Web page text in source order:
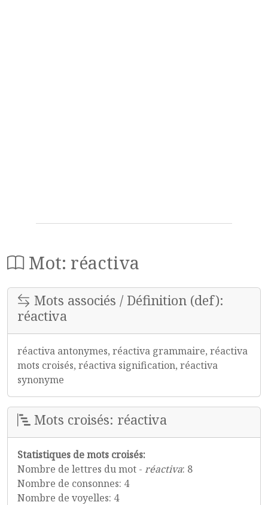
Mot: réactiva
Mots associés / Définition (def):
réactiva
réactiva antonymes, réactiva grammaire, réactiva
mots croisés, réactiva signification, réactiva
synonyme
Mots croisés: réactiva
Statistiques de mots croisés:
Nombre de lettres du mot - réactiva: 8
Nombre de consonnes: 4
Nombre de voyelles: 4